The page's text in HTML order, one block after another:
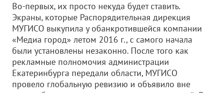
Во-первых, их просто некуда будет ставить.
Экраны, которые Распорядительная дирекция
МУГИСО выкупила у обанкротившейся компании
«Медиа город» летом 2016 г., с самого начала
были установлены незаконно. После того как
рекламные полномочия администрации
Екатеринбурга передали области, МУГИСО
провело глобальную ревизию и объявило вне